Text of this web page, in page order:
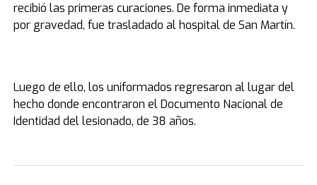
recibió las primeras curaciones. De forma inmediata y
por gravedad, fue trasladado al hospital de San Martín.
Luego de ello, los uniformados regresaron al lugar del
hecho donde encontraron el Documento Nacional de
Identidad del lesionado, de 38 años.